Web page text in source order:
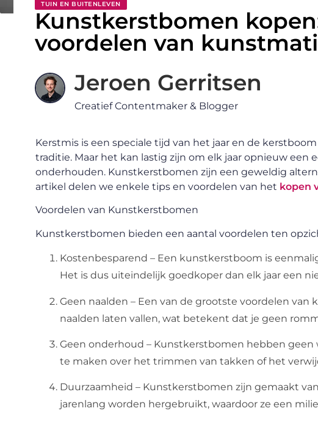
TUIN EN BUITENLEVEN
Kunstkerstbomen
voordelen van
Jeroen Gerritsen
Creatief Contentmaker & Blogger
Kerstmis is een speciale tijd van het jaar en de
traditie. Maar het kan lastig zijn om elk jaar opnieuw een
onderhouden. Kunstkerstbomen zijn een geweldig
artikel delen we enkele tips en voordelen van het kopen
Voordelen van Kunstkerstbomen
Kunstkerstbomen bieden een aantal voordelen ten
Kostenbesparend – Een kunstkerstboom is
Het is dus uiteindelijk goedkoper dan elk jaar een
Geen naalden – Een van de grootste voordelen
naalden laten vallen, wat betekent dat je geen
Geen onderhoud – Kunstkerstbomen hebben
te maken over het trimmen van takken of het
Duurzaamheid – Kunstkerstbomen zijn gemaakt
jarenlang worden hergebruikt, waardoor ze een